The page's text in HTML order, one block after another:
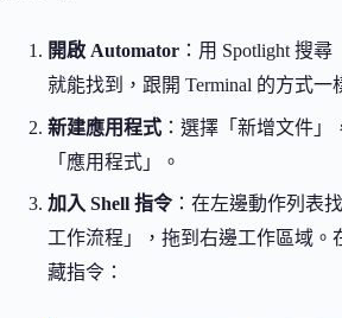
開啟 Automator ：用 Spotlight 搜尋
就能找到，跟開 Terminal 的方式一
新建應用程式 ：選擇「新增文件」
「應用程式」。
加入 Shell 指令 ：在左邊動作列表
工作流程」，拖到右邊工作區域。
藏指令：